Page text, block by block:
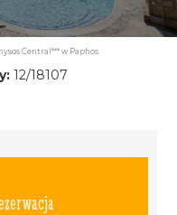
Central*** w Paphos
12/18107